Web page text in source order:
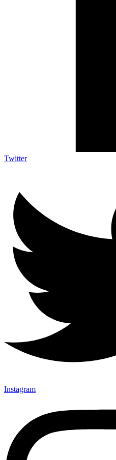
Twitter
Instagram